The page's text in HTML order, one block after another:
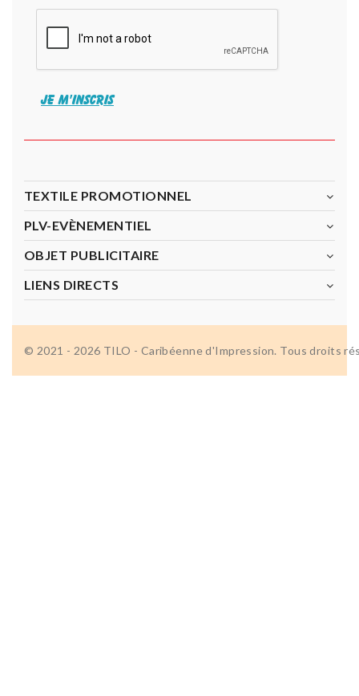
JE M'INSCRIS
TEXTILE PROMOTIONNEL
PLV-EVÈNEMENTIEL
OBJET PUBLICITAIRE
LIENS DIRECTS
© 2021 - 2026 TILO - Caribéenne d'Impression. Tous droits